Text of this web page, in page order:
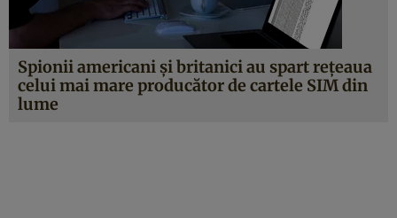
Spionii americani şi britanici au spart reţeaua
celui mai mare producător de cartele SIM din
lume